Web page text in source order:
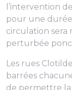
l’intervention
pour une durée
circulation sera
perturbée
Les rues
barrées
de permettre